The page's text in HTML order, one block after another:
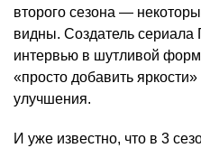
второго сезона —
видны. Создатель сериала
интервью в шутливой
«просто добавить
улучшения.
И уже известно, что в 3